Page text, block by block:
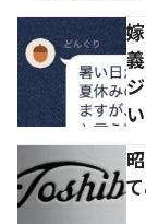
い